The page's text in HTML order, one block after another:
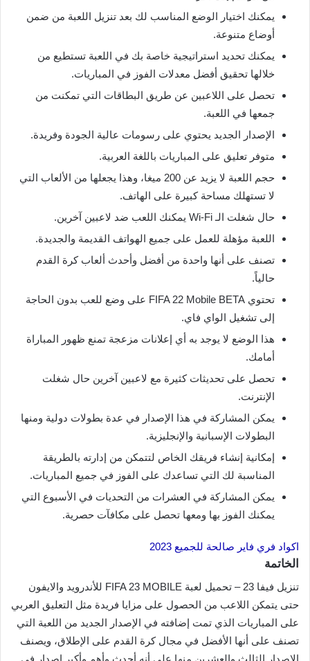
يمكنك اختيار الوضع المناسب لك بعد تنزيل اللعبة من ضمن
أوضاع متنوعة.
يمكنك تحديد استراتيجية خاصة بك في اللعبة تستطيع من
خلالها تحقيق أفضل معدلات الفوز في المباريات.
تحصل على اللاعبين عن طريق البطاقات التي تمكنت من
جمعها في اللعبة.
الإصدار الجديد يحتوي على رسومات عالية الجودة وفريدة.
متوفر تعليق على المباريات باللغة العربية.
حجم اللعبة لا يزيد عن 200 ميغا، وهذا يجعلها من الألعاب التي
لا تستهلك مساحة كبيرة على الهاتف.
حال شغلت الـ Wi-Fi يمكنك اللعب ضد لاعبين آخرين.
اللعبة مؤهلة للعمل على جميع الهواتف القديمة والجديدة.
تصنف على أنها واحدة من أفضل وأحدث ألعاب كرة القدم
حالياً.
تحتوي FIFA 22 Mobile BETA على وضع للعب بدون الحاجة
إلى تشغيل الواي فاي.
هذا الوضع لا يوجد به أي إعلانات مزعجة تمنع ظهور المباراة
أمامك.
تحصل على تحديثات كثيرة مع لاعبين آخرين حال شغلت
الإنترنت.
يمكن المشاركة في هذا الإصدار في عدة بطولات دولية ومنها
البطولات الإسبانية والإنجليزية.
إمكانية إنشاء فريقك الخاص لتتمكن من إدارته بالطريقة
المناسبة لك التي تساعدك على الفوز في جميع المباريات.
يمكن المشاركة في العشرات من التحديات في الأسبوع التي
يمكنك الفوز بها ومعها تحصل على مكافآت حصرية.
اكواد فري فاير صالحة للجميع 2023
الخاتمة
تنزيل فيفا 23 – تحميل لعبة FIFA 23 MOBILE للأندرويد والايفون
حتى يتمكن اللاعب من الحصول على مزايا فريدة مثل التعليق العربي
على المباريات الذي تمت إضافته في الإصدار الجديد من اللعبة التي
تصنف على أنها الأفضل في مجال كرة القدم على الإطلاق، ويصنف
الإصدار الثالث والعشرين منها على أنه أحدث وأهم وأكبر إصدار في